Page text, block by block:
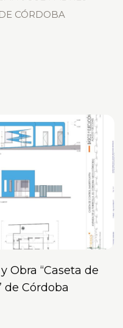
CÓRDOBA
Obra “Caseta de
de Córdoba